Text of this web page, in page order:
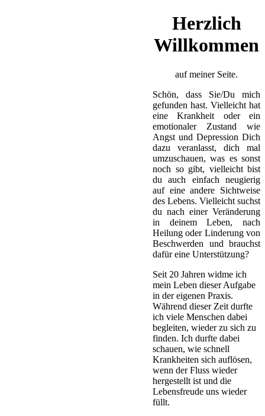
Herzlich
Willkommen
auf meiner Seite.
Schön, dass Sie/Du mich
gefunden hast. Vielleicht hat
eine Krankheit oder ein
emotionaler Zustand wie
Angst und Depression Dich
dazu veranlasst, dich mal
umzuschauen, was es sonst
noch so gibt, vielleicht bist
du auch einfach neugierig
auf eine andere Sichtweise
des Lebens. Vielleicht suchst
du nach einer Veränderung
in deinem Leben, nach
Heilung oder Linderung von
Beschwerden und brauchst
dafür eine Unterstützung?
Seit 20 Jahren widme ich
mein Leben dieser Aufgabe
in der eigenen Praxis.
Während dieser Zeit durfte
ich viele Menschen dabei
begleiten, wieder zu sich zu
finden. Ich durfte dabei
schauen, wie schnell
Krankheiten sich auflösen,
wenn der Fluss wieder
hergestellt ist und die
Lebensfreude uns wieder
füllt.